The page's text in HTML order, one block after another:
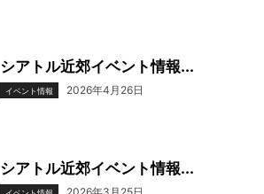
シアトル近郊イベント情報...
イベント情報 2026年4月26日
シアトル近郊イベント情報...
2026年3月25日